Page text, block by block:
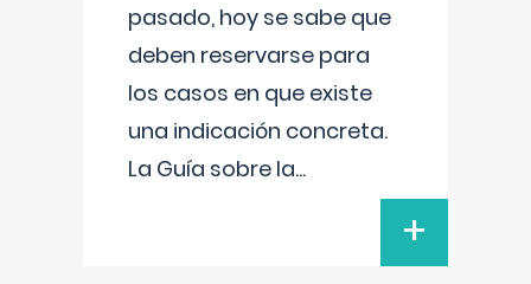
pasado, hoy se sabe que
deben reservarse para
los casos en que existe
una indicación concreta.
La Guía sobre la...
+